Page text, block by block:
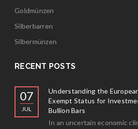
Goldmünzen
Silberbarren
Silbermünzen
RECENT POSTS
07
JUL
Understanding the
Exempt Status for
Bullion Bars
In an uncertain economic